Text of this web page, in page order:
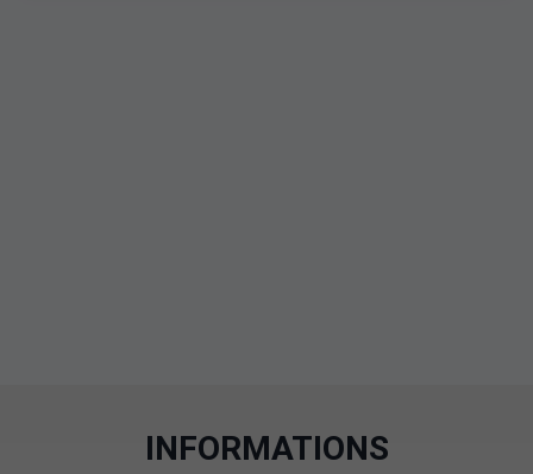
INFORMATIONS